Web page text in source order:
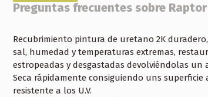
Preguntas frecuentes sobre Raptor
Recubrimiento pintura de uretano 2K
sal, humedad y temperaturas extremas,
estropeadas y desgastadas devolviéndolas un
Seca rápidamente consiguiendo uns
resistente a los U.V.